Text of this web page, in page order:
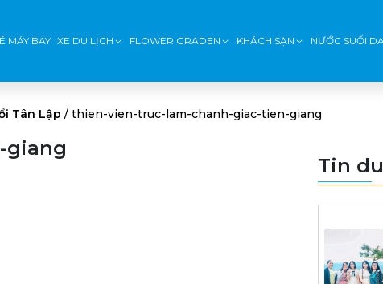
MÁY BAY XE DU LỊCH FLOWER GRADEN KHÁCH SẠN NƯỚC SUỐI
Tân Lập / thien-vien-truc-lam-chanh-giac-tien-giang
giang
Tin